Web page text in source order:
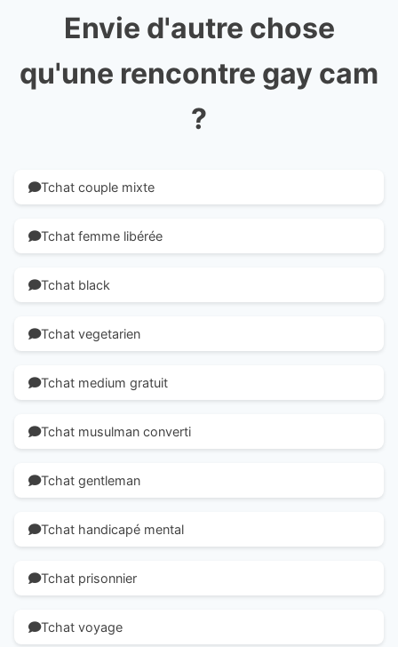
Envie d'autre chose
qu'une rencontre gay cam
?
Tchat couple mixte
Tchat femme libérée
Tchat black
Tchat vegetarien
Tchat medium gratuit
Tchat musulman converti
Tchat gentleman
Tchat handicapé mental
Tchat prisonnier
Tchat voyage